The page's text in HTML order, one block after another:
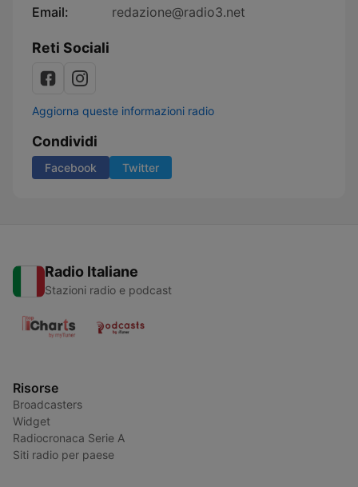
Email:
redazione@radio3.net
Reti Sociali
Aggiorna queste informazioni radio
Condividi
Facebook Twitter
Radio Italiane
Stazioni radio e podcast
Risorse
Broadcasters
Widget
Radiocronaca Serie A
Siti radio per paese